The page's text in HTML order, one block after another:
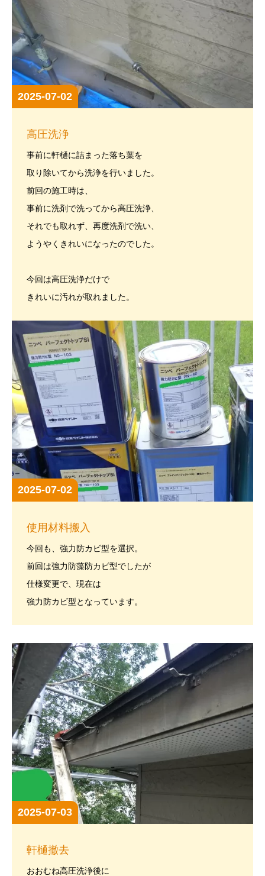
2025-07-02
高圧洗浄
事前に軒樋に詰まった落ち葉を
取り除いてから洗浄を行いました。
前回の施工時は、
事前に洗剤で洗ってから高圧洗浄、
それでも取れず、再度洗剤で洗い、
ようやくきれいになったのでした。
今回は高圧洗浄だけで
きれいに汚れが取れました。
2025-07-02
使用材料搬入
今回も、強力防カビ型を選択。
前回は強力防藻防カビ型でしたが
仕様変更で、現在は
強力防カビ型となっています。
2025-07-03
軒樋撤去
おおむね高圧洗浄後に